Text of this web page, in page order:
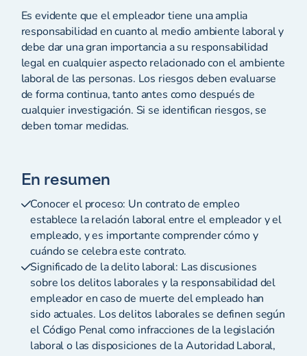
Es evidente que el empleador tiene una amplia
responsabilidad en cuanto al medio ambiente laboral y
debe dar una gran importancia a su responsabilidad
legal en cualquier aspecto relacionado con el ambiente
laboral de las personas. Los riesgos deben evaluarse
de forma continua, tanto antes como después de
cualquier investigación. Si se identifican riesgos, se
deben tomar medidas.
En resumen
Conocer el proceso: Un contrato de empleo
establece la relación laboral entre el empleador y el
empleado, y es importante comprender cómo y
cuándo se celebra este contrato.
Significado de la delito laboral: Las discusiones
sobre los delitos laborales y la responsabilidad del
empleador en caso de muerte del empleado han
sido actuales. Los delitos laborales se definen según
el Código Penal como infracciones de la legislación
laboral o las disposiciones de la Autoridad Laboral,